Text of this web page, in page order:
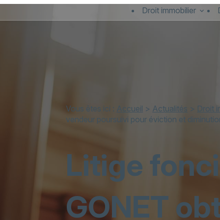
Droit immobilier
Vous êtes ici : Accueil > Actualités > Droit
vendeur poursuivi pour éviction et
Litige
GONET
Panneau de gestion des cookies